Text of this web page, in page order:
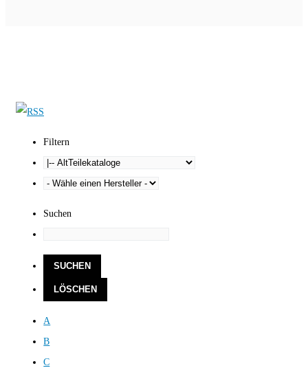
Filtern
Suchen
A
B
C